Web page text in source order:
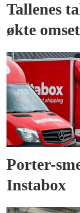
Tallenes
økte
Porter-
Instabox